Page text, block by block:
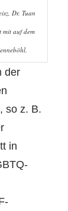
Dr. Tuan
mit auf dem
der
so z. B.
in
-